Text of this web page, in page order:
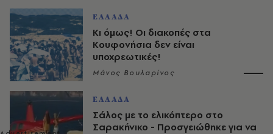
ΕΛΛΑΔΑ
Κι όμως! Οι διακοπές στα
Κουφονήσια δεν είναι
υποχρεωτικές!
Μάνος Βουλαρίνος
ΕΛΛΑΔΑ
Σάλος με το ελικόπτερο στο
Σαρακήνικο - Προσγειώθηκε για να